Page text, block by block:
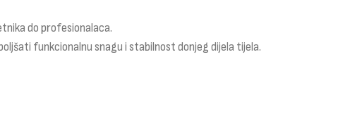
do profesionalaca.
funkcionalnu snagu i stabilnost donjeg dijela tijela.